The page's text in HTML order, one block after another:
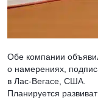
Обе компании
о намерениях,
в Лас-Вегасе, США.
Планируется